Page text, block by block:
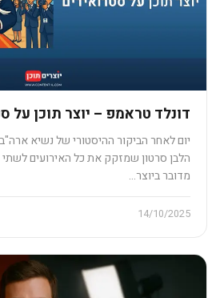
דונלד טראמפ – יוצר תוכן על
יום לאחר הביקור ההיסטורי של נשיא
הלבן סרטון שמזקק את כל האירועים
מדובר ביוצר…
14/10/2025